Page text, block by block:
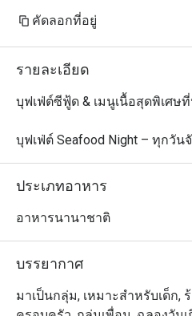
คัดลอกที่อยู่
รายละเอียด
บุฟเฟ่ต์ซีฟู้ด & เมนูเนื้อสุดพิเศษ
บุฟเฟ่ต์ Seafood Night – ทุกวัน
ดื่มด่ำกับความสดใหม่ของซีฟู้ด
18:00 – 22:00 เพลิดเพลินกับกุ้
เลิศ ปิดท้ายด้วยขนมหวานสุดพิเ
ประเภทอาหาร
อาหารนานาชาติ
บรรยากาศ
มาเป็นกลุ่ม, เหมาะสำหรับเด็ก,